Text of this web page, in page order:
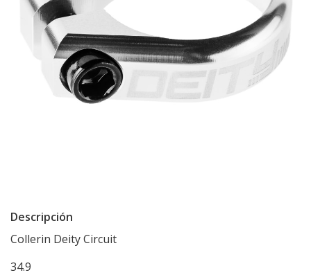
Descripción
Collerin Deity Circuit
34.9